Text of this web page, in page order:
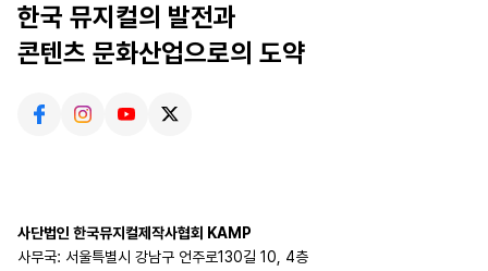
한국 뮤지컬의 발전과
콘텐츠 문화산업으로의 도약
사단법인 한국뮤지컬제작사협회 KAMP
사무국: 서울특별시 강남구 언주로130길 10, 4층